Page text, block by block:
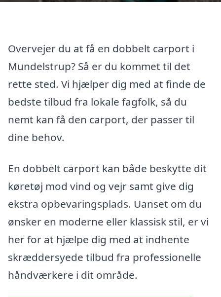
Overvejer du at få en dobbelt carport i
Mundelstrup? Så er du kommet til det
rette sted. Vi hjælper dig med at finde de
bedste tilbud fra lokale fagfolk, så du
nemt kan få den carport, der passer til
dine behov.
En dobbelt carport kan både beskytte dit
køretøj mod vind og vejr samt give dig
ekstra opbevaringsplads. Uanset om du
ønsker en moderne eller klassisk stil, er vi
her for at hjælpe dig med at indhente
skræddersyede tilbud fra professionelle
håndværkere i dit område.